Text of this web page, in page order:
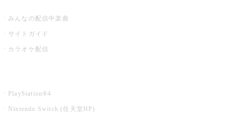
みんなの配信中楽曲
サイトガイド
カラオケ配信
PlayStation®4
Nintendo Switch (任天堂HP)